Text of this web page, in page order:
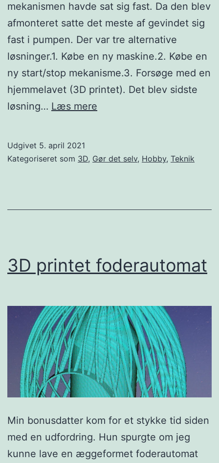
mekanismen havde sat sig fast. Da den blev
afmonteret satte det meste af gevindet sig
fast i pumpen. Der var tre alternative
løsninger.1. Købe en ny maskine.2. Købe en
ny start/stop mekanisme.3. Forsøge med en
hjemmelavet (3D printet). Det blev sidste
løsning… Læs mere
Udgivet 5. april 2021
Kategoriseret som 3D, Gør det selv, Hobby, Teknik
3D printet foderautomat
Min bonusdatter kom for et stykke tid siden
med en udfordring. Hun spurgte om jeg
kunne lave en æggeformet foderautomat